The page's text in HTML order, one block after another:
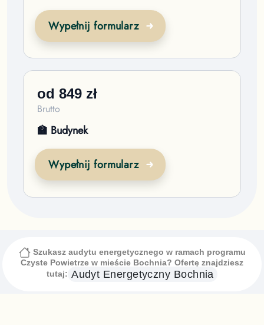
Wypełnij formularz
od849 zł
Brutto
🏫 Budynek
Wypełnij formularz
Szukasz audytu energetycznego w ramach programu
Czyste Powietrze w mieście Bochnia? Ofertę znajdziesz
tutaj: Audyt Energetyczny Bochnia